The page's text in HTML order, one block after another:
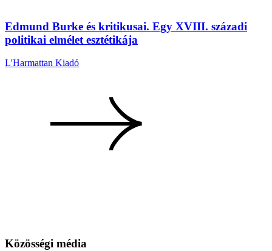
Edmund Burke és kritikusai. Egy XVIII. századi
politikai elmélet esztétikája
L'Harmattan Kiadó
Közösségi média